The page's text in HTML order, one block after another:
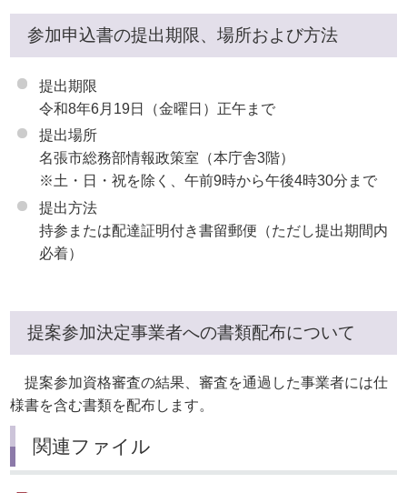
参加申込書の提出期限、場所および方法
提出期限
令和8年6月19日（金曜日）正午まで
提出場所
名張市総務部情報政策室（本庁舎3階）
※土・日・祝を除く、午前9時から午後4時30分まで
提出方法
持参または配達証明付き書留郵便（ただし提出期間内
必着）
提案参加決定事業者への書類配布について
提案参加資格審査の結果、審査を通過した事業者には仕
様書を含む書類を配布します。
関連ファイル